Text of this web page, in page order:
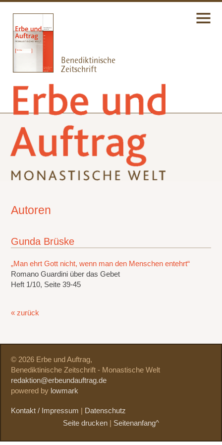
Autoren
Gunda Brüske
„Man ehrt Gott nicht, wenn man den Menschen entehrt“
Romano Guardini über das Gebet
Heft 1/10, Seite 39-45
« zurück
© 2026 Erbe und Auftrag,
Benediktinische Zeitschrift - Monastische Welt
redaktion@erbeundauftrag.de
powered by lowmark
Kontakt / Impressum
Datenschutz
Seite drucken
Seitenanfang^